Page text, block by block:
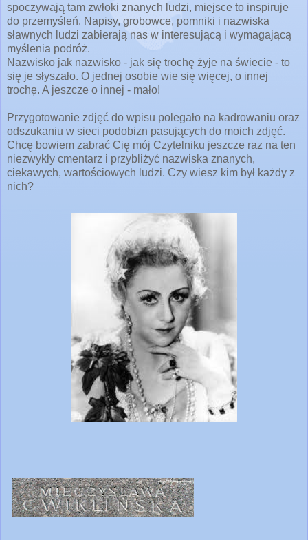
spoczywają tam zwłoki znanych ludzi, miejsce to inspiruje
do przemyśleń. Napisy, grobowce, pomniki i nazwiska
sławnych ludzi zabierają nas w interesującą i wymagającą
myślenia podróż.
Nazwisko jak nazwisko - jak się trochę żyje na świecie - to
się je słyszało. O jednej osobie wie się więcej, o innej
trochę. A jeszcze o innej - mało!
Przygotowanie zdjęć do wpisu polegało na kadrowaniu oraz
odszukaniu w sieci podobizn pasujących do moich zdjęć.
Chcę bowiem zabrać Cię mój Czytelniku jeszcze raz na ten
niezwykły cmentarz i przybliżyć nazwiska znanych,
ciekawych, wartościowych ludzi. Czy wiesz kim był każdy z
nich?